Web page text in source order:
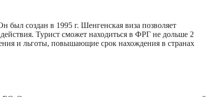
был создан в 1995 г. Шенгенская виза позволяет
Турист сможет находиться в ФРГ не дольше 2
и льготы, повышающие срок нахождения в странах